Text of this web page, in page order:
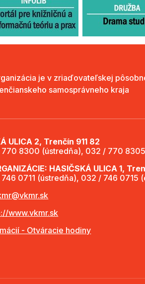
je v zriaďovateľskej
samosprávneho kraja
ULICA 2, Trenčín 911 82
770 8300 (ústredňa), 032 / 770
HASIČSKÁ ULICA 1,
0711 (ústredňa), 032 / 746 0715
www.vkmr.sk
- Otváracie hodiny